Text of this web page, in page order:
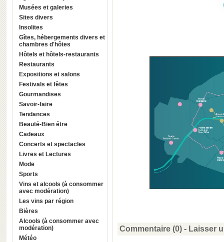
Musées et galeries
Sites divers
Insolites
Gîtes, hébergements divers et
chambres d'hôtes
Hôtels et hôtels-restaurants
Restaurants
Expositions et salons
Festivals et fêtes
Gourmandises
Savoir-faire
Tendances
Beauté-Bien être
Cadeaux
Concerts et spectacles
Livres et Lectures
Mode
Sports
Vins et alcools (à consommer
avec modération)
Les vins par région
Bières
Alcools (à consommer avec
modération)
Météo
Commentaire (0) - Laisser